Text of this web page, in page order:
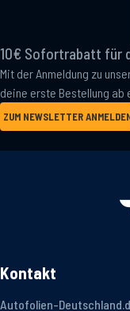
10€ Sofortrabatt für
Mit der Anmeldung zu
deine erste Bestellung ab
ZUM NEWSLETTER
Kontakt
Autofolien-